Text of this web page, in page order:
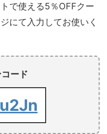
で使える5％OFFクー
にて入力してお使いく
ード